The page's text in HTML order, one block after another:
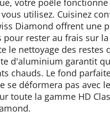
votre poêle
utilisez. Cuisinez
Diamond offrent une
rester au frais sur
le nettoyage des restes
d'aluminium garantit
chauds. Le fond
se déformera pas avec
toute la gamme HD